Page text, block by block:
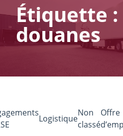
Étiquette :
douanes
Logistique
Non
classé
Offre